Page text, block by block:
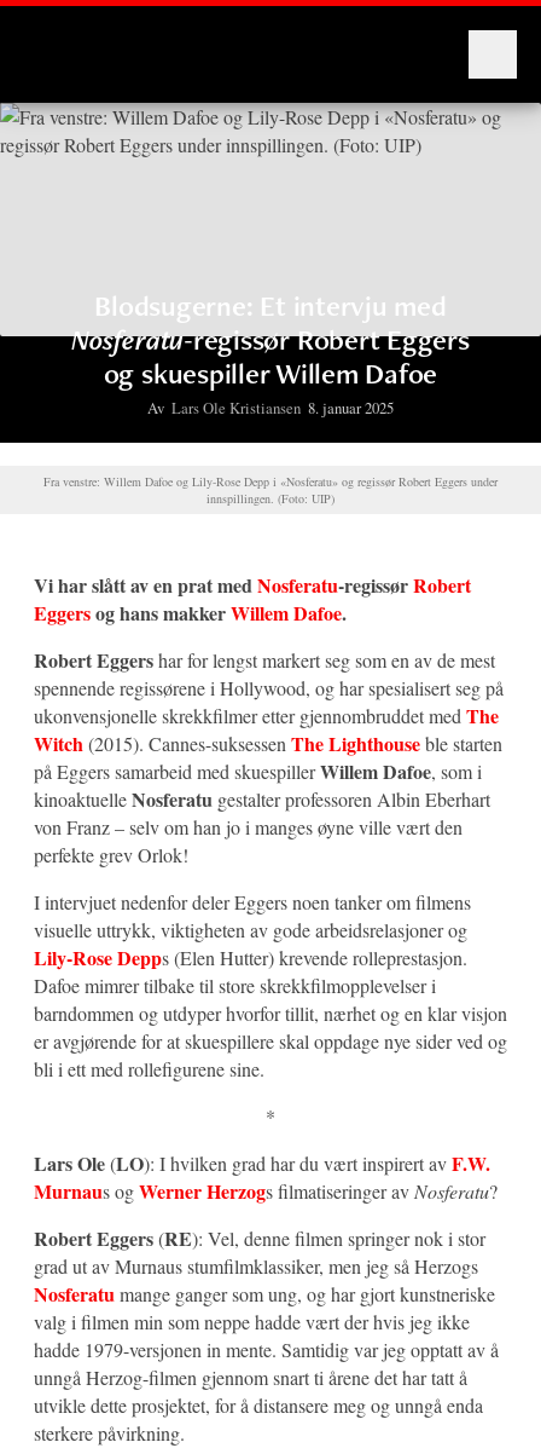
Blodsugerne: Et intervju med
Nosferatu-regissør Robert Eggers
og skuespiller Willem Dafoe
Av Lars Ole Kristiansen 8. januar 2025
Fra venstre: Willem Dafoe og Lily-Rose Depp i «Nosferatu» og regissør Robert Eggers under
innspillingen. (Foto: UIP)
Vi har slått av en prat medNosferatu-regissørRobert
Eggersog hans makkerWillem Dafoe.
Robert Eggershar for lengst markert seg som en av de mest
spennende regissørene i Hollywood, og har spesialisert seg på
ukonvensjonelle skrekkfilmer etter gjennombruddet medThe
Witch(2015). Cannes-suksessenThe Lighthouseble starten
på Eggers samarbeid med skuespillerWillem Dafoe, som i
kinoaktuelleNosferatu gestalter professoren Albin Eberhart
von Franz – selv om han jo i manges øyne ville vært den
perfekte grev Orlok!
I intervjuet nedenfor deler Eggers noen tanker om filmens
visuelle uttrykk, viktigheten av gode arbeidsrelasjoner og
Lily-Rose Depps (Elen Hutter) krevende rolleprestasjon.
Dafoe mimrer tilbake til store skrekkfilmopplevelser i
barndommen og utdyper hvorfor tillit, nærhet og en klar visjon
er avgjørende for at skuespillere skal oppdage nye sider ved og
bli i ett med rollefigurene sine.
*
Lars Ole(LO): I hvilken grad har du vært inspirert avF.W.
Murnaus ogWerner Herzogs filmatiseringer avNosferatu?
Robert Eggers(RE): Vel, denne filmen springer nok i stor
grad ut av Murnaus stumfilmklassiker, men jeg så Herzogs
Nosferatumange ganger som ung, og har gjort kunstneriske
valg i filmen min som neppe hadde vært der hvis jeg ikke
hadde 1979-versjonen in mente. Samtidig var jeg opptatt av å
unngå Herzog-filmen gjennom snart ti årene det har tatt å
utvikle dette prosjektet, for å distansere meg og unngå enda
sterkere påvirkning.